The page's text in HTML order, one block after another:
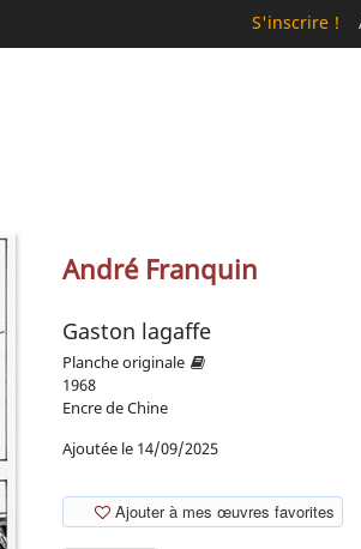
S'inscrire !
André Franquin
Gaston lagaffe
Planche originale
1968
Encre de Chine
Ajoutée le 14/09/2025
Ajouter à mes œuvres favorites